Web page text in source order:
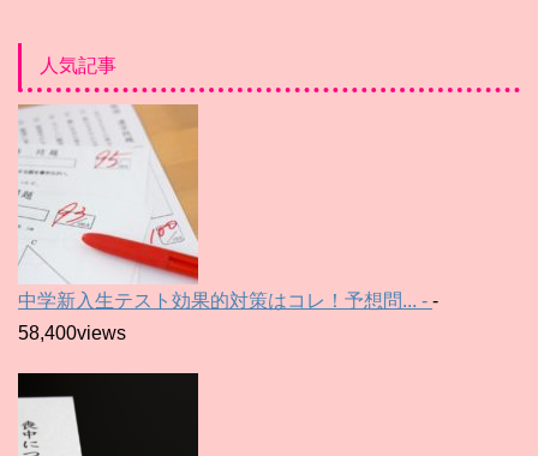
人気記事
中学新入生テスト効果的対策はコレ！予想問... - -
58,400views